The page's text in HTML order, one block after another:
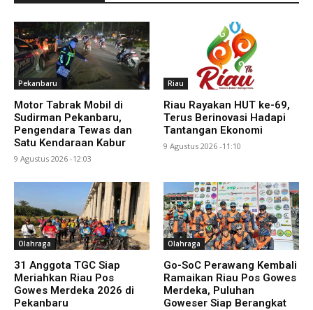
Pekanbaru
Motor Tabrak Mobil di
Sudirman Pekanbaru,
Pengendara Tewas dan
Satu Kendaraan Kabur
9 Agustus 2026 -12:03
Riau
Riau Rayakan HUT ke-69,
Terus Berinovasi Hadapi
Tantangan Ekonomi
9 Agustus 2026 -11:10
Olahraga
31 Anggota TGC Siap
Meriahkan Riau Pos
Gowes Merdeka 2026 di
Pekanbaru
Olahraga
Go-SoC Perawang Kembali
Ramaikan Riau Pos Gowes
Merdeka, Puluhan
Goweser Siap Berangkat